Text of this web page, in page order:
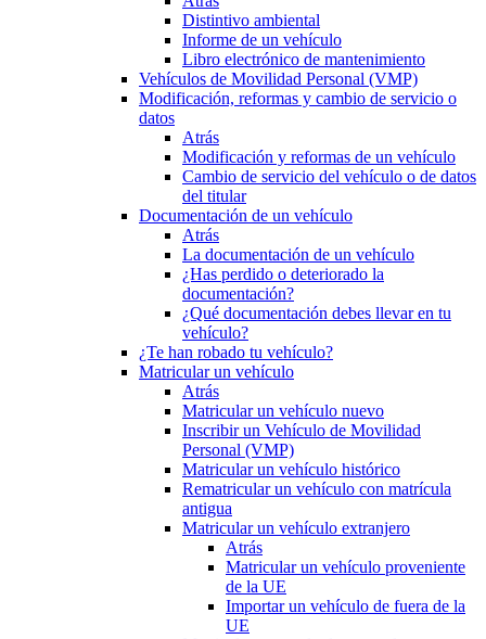
Distintivo ambiental
Informe de un vehículo
Libro electrónico de mantenimiento
Vehículos de Movilidad Personal (VMP)
Modificación, reformas y cambio de servicio o
datos
Atrás
Modificación y reformas de un vehículo
Cambio de servicio del vehículo o de datos
del titular
Documentación de un vehículo
Atrás
La documentación de un vehículo
¿Has perdido o deteriorado la
documentación?
¿Qué documentación debes llevar en tu
vehículo?
¿Te han robado tu vehículo?
Matricular un vehículo
Atrás
Matricular un vehículo nuevo
Inscribir un Vehículo de Movilidad
Personal (VMP)
Matricular un vehículo histórico
Rematricular un vehículo con matrícula
antigua
Matricular un vehículo extranjero
Atrás
Matricular un vehículo proveniente
de la UE
Importar un vehículo de fuera de la
UE